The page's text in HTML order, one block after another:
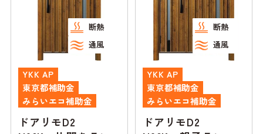
断熱
通風
YKK AP
東京都補助金
みらいエコ補助金
ドアリモD2
断熱
通風
YKK AP
東京都補助金
みらいエコ補助金
ドアリモD2